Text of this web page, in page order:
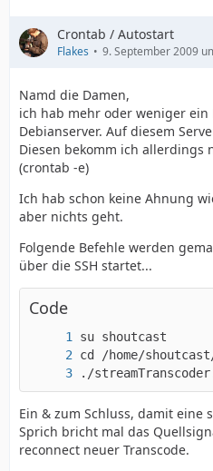
Crontab / Autostart
Flakes 9. September 2009
Namd die Damen,
ich hab mehr oder weniger ein
Debianserver. Auf diesem
Diesen bekomm ich allerdings
(crontab -e)
Ich hab schon keine Ahnung
aber nichts geht.
Folgende Befehle werden
über die SSH startet...
Code
./
Ein & zum Schluss, damit eine
Sprich bricht mal das
reconnect neuer Transcode.